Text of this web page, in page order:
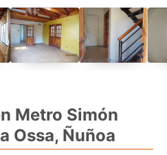
Metro Simón
Ossa, Ñuñoa